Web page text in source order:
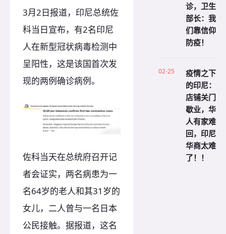
3月2日报道，印尼总统佐
科当日宣布，有2名印尼
人在新型冠状病毒检测中
呈阳性，这是该国首次发
现的两例确诊病例。
佐科当天在总统府召开记
者会证实，两名病患为一
名64岁的老人和其31岁的
女儿，二人曾与一名日本
公民接触。据报道，这名
诊，卫生
部长：我
们靠信仰
防疫！
02-25
疫情之下
的印尼：
店铺关门
歇业，华
人有家难
回，印尼
华商太难
了！！